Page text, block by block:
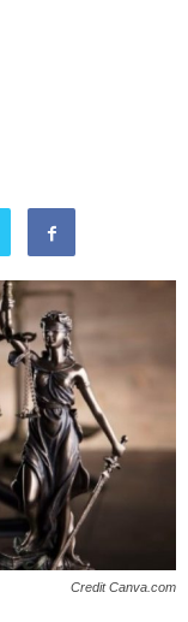
Credit Canva.com